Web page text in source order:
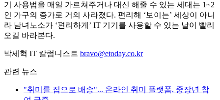
기 사용법을 매일 가르쳐주거나 대신 해줄 수 있는 세대는 1~2
인 가구의 증가로 거의 사라졌다. 편리해 ‘보이는’ 세상이 아니
라 남녀노소가 ‘편리하게’ IT 기기를 사용할 수 있는 날이 빨리
오길 바라본다.
박세혁 IT 칼럼니스트 bravo@etoday.co.kr
관련 뉴스
"취미를 집으로 배송"... 온라인 취미 플랫폼, 중장년 참